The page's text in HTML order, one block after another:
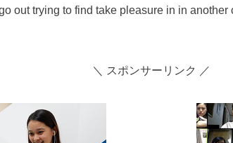
out trying to find take pleasure in in
＼ スポンサーリンク ／